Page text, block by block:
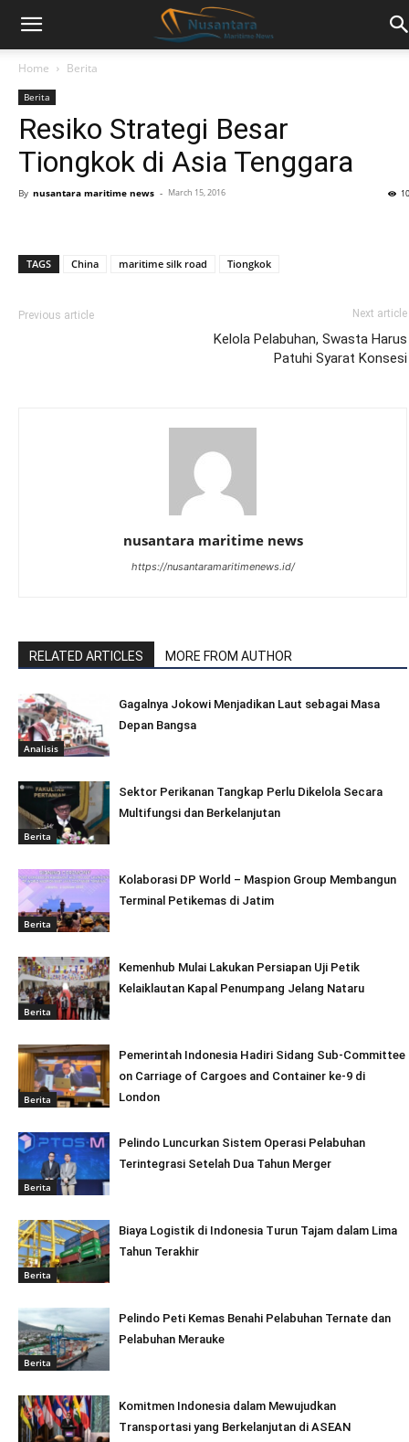
Home Berita
Berita
Resiko Strategi Besar
Tiongkok di Asia Tenggara
By nusantara maritime news - March 15, 2016
TAGS China maritime silk road Tiongkok
Previous article Next article
Kelola Pelabuhan, Swasta Harus
Patuhi Syarat Konsesi
nusantara maritime news
https://nusantaramaritimenews.id/
RELATED ARTICLES MORE FROM AUTHOR
Analisis
Gagalnya Jokowi Menjadikan Laut sebagai Masa
Depan Bangsa
Berita
Sektor Perikanan Tangkap Perlu Dikelola Secara
Multifungsi dan Berkelanjutan
Berita
Kolaborasi DP World – Maspion Group Membangun
Terminal Petikemas di Jatim
Berita
Kemenhub Mulai Lakukan Persiapan Uji Petik
Kelaiklautan Kapal Penumpang Jelang Nataru
Berita
Pemerintah Indonesia Hadiri Sidang Sub-Committee
on Carriage of Cargoes and Container ke-9 di
London
Berita
Pelindo Luncurkan Sistem Operasi Pelabuhan
Terintegrasi Setelah Dua Tahun Merger
Berita
Biaya Logistik di Indonesia Turun Tajam dalam Lima
Tahun Terakhir
Berita
Pelindo Peti Kemas Benahi Pelabuhan Ternate dan
Pelabuhan Merauke
Komitmen Indonesia dalam Mewujudkan
Transportasi yang Berkelanjutan di ASEAN